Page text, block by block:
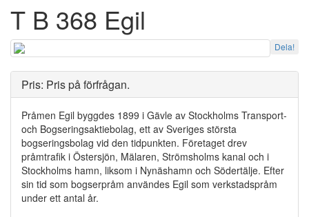
T B 368 Egil
Dela!
Pris: Pris på förfrågan.
Pråmen Egil byggdes 1899 i Gävle av Stockholms Transport-
och Bogseringsaktiebolag, ett av Sveriges största
bogseringsbolag vid den tidpunkten. Företaget drev
pråmtrafik i Östersjön, Mälaren, Strömsholms kanal och i
Stockholms hamn, liksom i Nynäshamn och Södertälje. Efter
sin tid som bogserpråm användes Egil som verkstadspråm
under ett antal år.